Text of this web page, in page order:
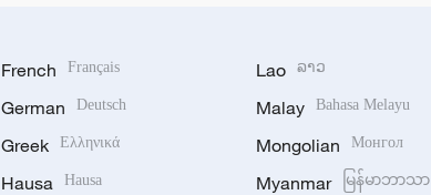
French Français
German Deutsch
Greek Ελληνικά
Hausa Hausa
Lao ລາວ
Malay Bahasa Melayu
Mongolian Монгол
Myanmar မြန်မာဘာသာ